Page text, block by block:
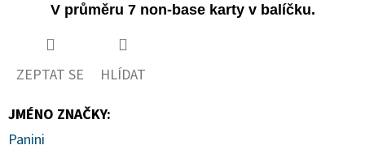
V průměru 7 non-base karty v balíčku.
ZEPTAT SE
HLÍDAT
JMÉNO ZNAČKY:
Panini